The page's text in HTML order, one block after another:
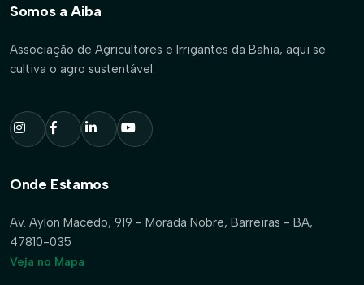
Somos a Aiba
Associação de Agricultores e Irrigantes da Bahia, aqui se
cultiva o agro sustentável.
Onde Estamos
Av. Aylon Macedo, 919 - Morada Nobre, Barreiras - BA,
47810-035
Veja no Mapa